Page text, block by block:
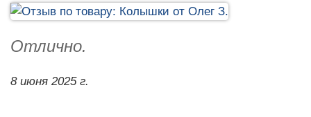
Отлично.
8 июня 2025 г.